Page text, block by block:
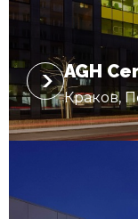
AGH
Краков,